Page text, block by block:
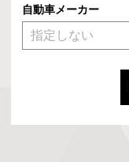
自動車メーカー